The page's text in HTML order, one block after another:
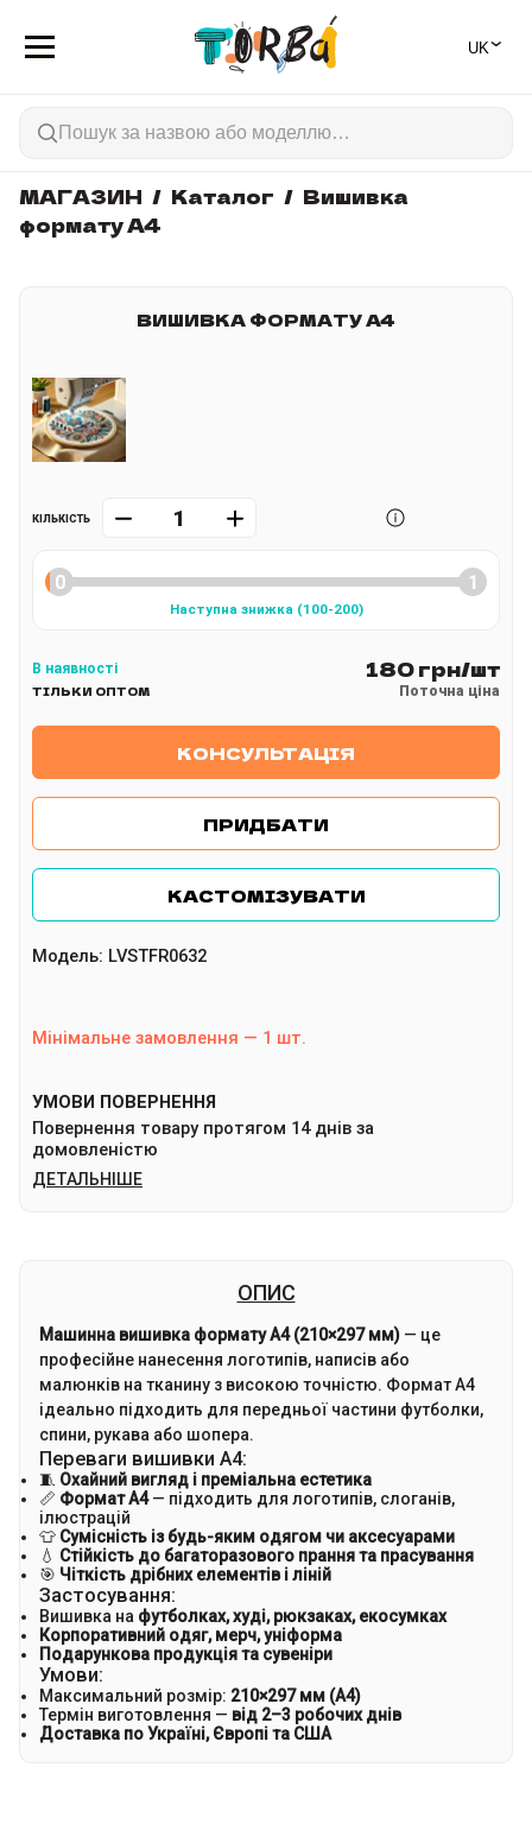
🇺🇦
⌄
МАГАЗИН Каталог
Вишивка
формату A4
ВИШИВКА ФОРМАТУ A4
Модель: LVSTFR0632
Мінімальне замовлення — 1 шт.
УМОВИ ПОВЕРНЕННЯ
Повернення товару протягом 14 днів за
домовленістю
ДЕТАЛЬНІШЕ
КІЛЬКІСТЬ
Наступна знижка (100-200)
В наявності 180 грн/шт
ТІЛЬКИ ОПТОМ Поточна ціна
КОНСУЛЬТАЦІЯ
ПРИДБАТИ
КАСТОМІЗУВАТИ
ОПИС
Машинна вишивка формату A4 (210×297 мм) — це
професійне нанесення логотипів, написів або
малюнків на тканину з високою точністю. Формат A4
ідеально підходить для передньої частини футболки,
спини, рукава або шопера.
Переваги вишивки A4:
🧵 Охайний вигляд і преміальна естетика
📏 Формат A4— підходить для логотипів, слоганів,
ілюстрацій
👕 Сумісність із будь-яким одягом чи аксесуарами
💧 Стійкість до багаторазового прання та прасування
🎯 Чіткість дрібних елементів і ліній
Застосування:
Вишивка на футболках, худі, рюкзаках, екосумках
Корпоративний одяг, мерч, уніформа
Подарункова продукція та сувеніри
Умови:
Максимальний розмір: 210×297 мм (A4)
Термін виготовлення — від 2–3 робочих днів
Доставка по Україні, Європі та США